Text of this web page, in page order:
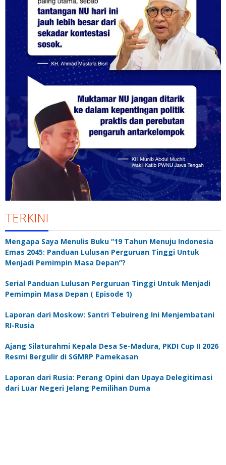
TERKINI
Mengapa Saya Menulis Buku “19 Tahun Menuju Indonesia
Emas 2045: Panduan Lulusan Perguruan Tinggi Untuk
Menjadi Pemimpin Masa Depan”?
Serial Panduan Lulusan Perguruan Tinggi Untuk Menjadi
Pemimpin Masa Depan ( Episode 1)
Laporan dari Moskow: Santri Tebuireng Ini Menjembatani
RI-Rusia
Ajang Silaturahmi Kepala Desa Se-Madura, PKDI Cup II 2026
Resmi Bergulir di SGMRP Pamekasan
Laporan dari Rusia: Perang Opini dan Upaya Delegitimasi
dari Luar Negeri Jelang Pemilihan Duma